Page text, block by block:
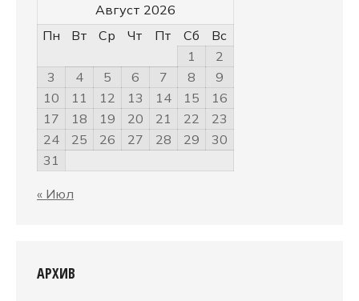
Август 2026
Пн
Вт Ср Чт Пт Сб
Вс
1
2
3
4 5 6 7 8
9
10
11 12 13 14 15
16
17
18 19 20 21 22
23
24
25 26 27 28 29
30
31
« Июл
АРХИВ